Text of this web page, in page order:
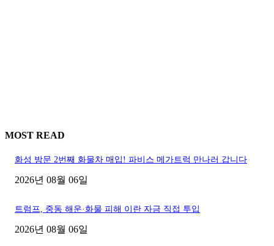
MOST READ
화성 방문 2번째 화물차 매입! 파비스 메가트럭 만나러 갑니다
2026년 08월 06일
트럼프, 중동 해운·화물 피해 이란 자금 직접 투입
2026년 08월 06일